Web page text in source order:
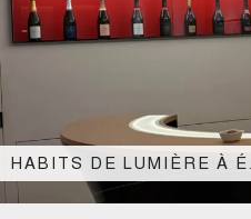
HABITS DE LUMIÈRE À É…